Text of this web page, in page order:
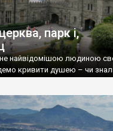
парк і,
найвідомішою людиною
кривити душею – чи